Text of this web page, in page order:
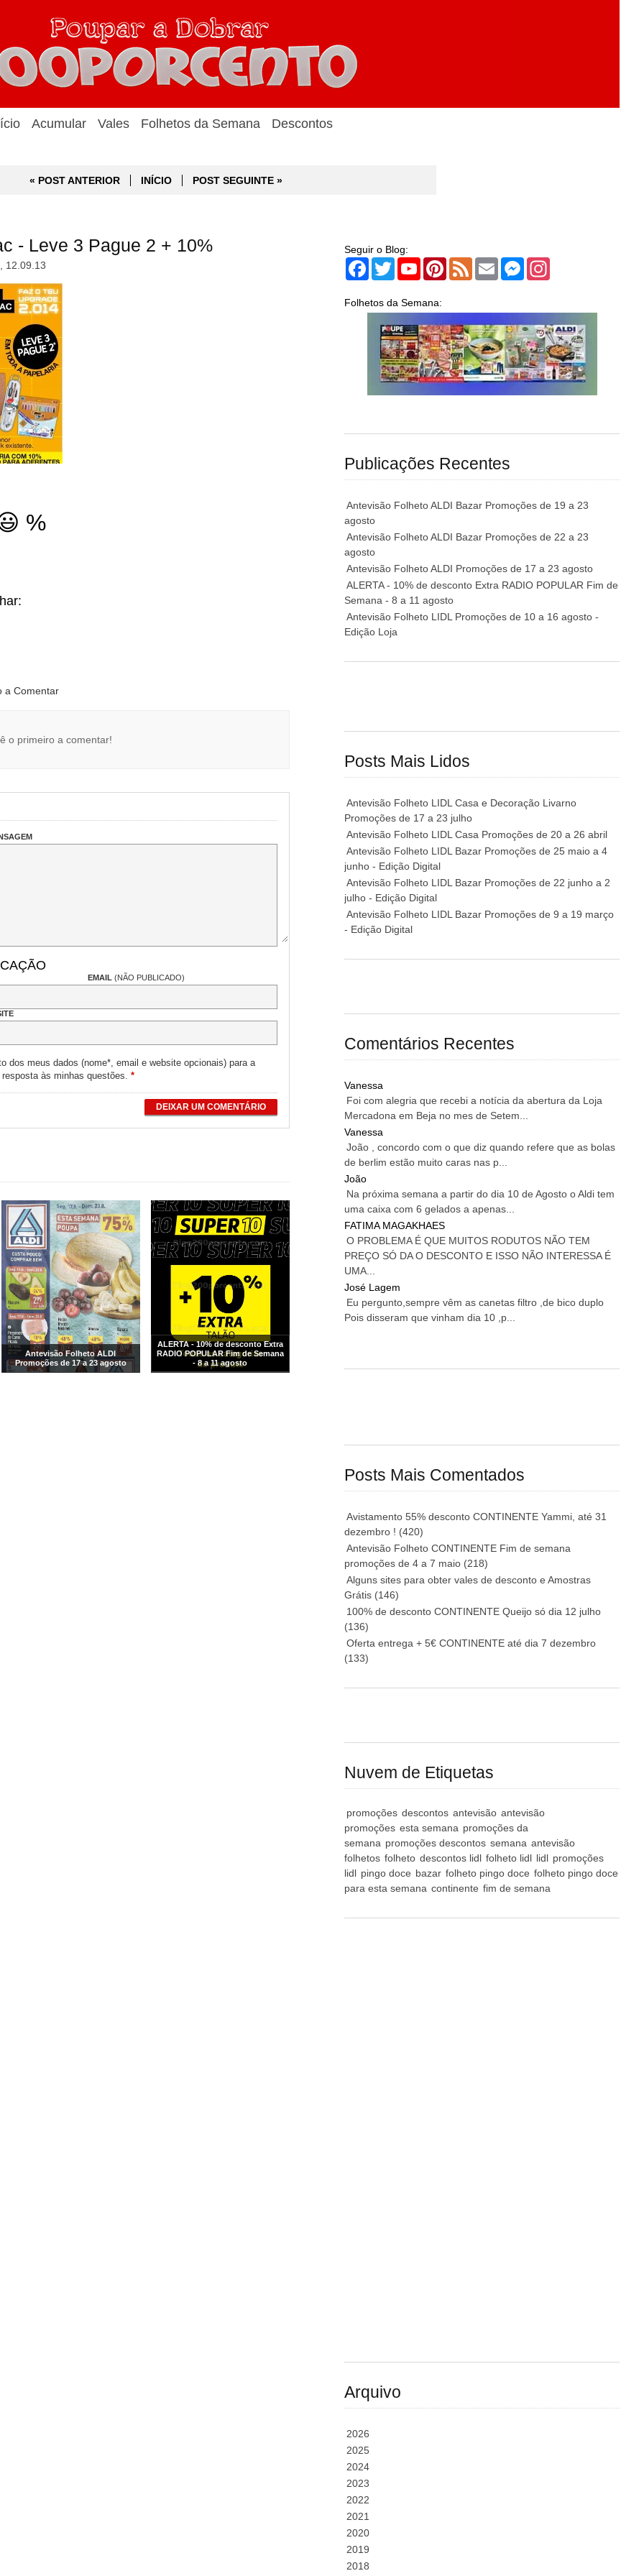
Acumular Vales Folhetos da Semana Descontos
« POST ANTERIOR INÍCIO POST SEGUINTE »
- Leve 3 Pague 2 + 10%
12.09.13
%
a Comentar
o primeiro a comentar!
EMAIL(NÃO PUBLICADO)
dos meus dados (nome*, email e website opcionais) para a
às minhas questões. *
DEIXAR UM COMENTÁRIO
Antevisão Folheto ALDI
Promoções de 17 a 23 agosto
ALERTA - 10% de desconto Extra
RADIO POPULAR Fim de Semana
- 8 a 11 agosto
Seguir o Blog:
Facebook
TwitterYouTubePinterest
Feed Email Messenger
Folhetos da Semana:
Publicações Recentes
Antevisão Folheto ALDI Bazar Promoções de 19 a 23
agosto
Antevisão Folheto ALDI Bazar Promoções de 22 a 23
agosto
Antevisão Folheto ALDI Promoções de 17 a 23 agosto
ALERTA - 10% de desconto Extra RADIO POPULAR Fim de
Semana - 8 a 11 agosto
Antevisão Folheto LIDL Promoções de 10 a 16 agosto -
Edição Loja
Posts Mais Lidos
Antevisão Folheto LIDL Casa e Decoração Livarno
Promoções de 17 a 23 julho
Antevisão Folheto LIDL Casa Promoções de 20 a 26 abril
Antevisão Folheto LIDL Bazar Promoções de 25 maio a 4
junho - Edição Digital
Antevisão Folheto LIDL Bazar Promoções de 22 junho a 2
julho - Edição Digital
Antevisão Folheto LIDL Bazar Promoções de 9 a 19 março
- Edição Digital
Comentários Recentes
Vanessa
Foi com alegria que recebi a notícia da abertura da Loja
Mercadona em Beja no mes de Setem...
Vanessa
João , concordo com o que diz quando refere que as bolas
de berlim estão muito caras nas p...
João
Na próxima semana a partir do dia 10 de Agosto o Aldi tem
uma caixa com 6 gelados a apenas...
FATIMA MAGAKHAES
O PROBLEMA É QUE MUITOS RODUTOS NÃO TEM
PREÇO SÓ DA O DESCONTO E ISSO NÃO INTERESSA É
UMA...
José Lagem
Eu pergunto,sempre vêm as canetas filtro ,de bico duplo
Pois disseram que vinham dia 10 ,p...
Posts Mais Comentados
Avistamento 55% desconto CONTINENTE Yammi, até 31
dezembro ! (420)
Antevisão Folheto CONTINENTE Fim de semana
promoções de 4 a 7 maio (218)
Alguns sites para obter vales de desconto e Amostras
Grátis (146)
100% de desconto CONTINENTE Queijo só dia 12 julho
(136)
Oferta entrega + 5€ CONTINENTE até dia 7 dezembro
(133)
Nuvem de Etiquetas
promoções descontos antevisão antevisão
promoções esta semana promoções da
semana promoções descontos semana antevisão
folhetos folheto descontos lidl folheto lidl lidl promoções
lidl pingo doce bazar folheto pingo doce folheto pingo doce
para esta semana continente fim de semana
Arquivo
2026
2025
2024
2023
2022
2021
2020
2019
2018